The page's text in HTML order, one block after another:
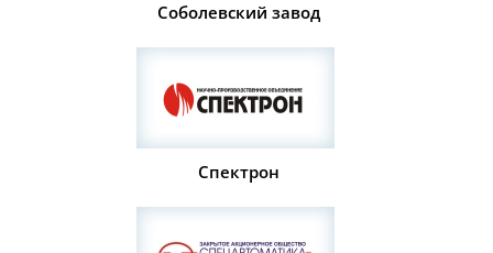
Соболевский завод
Спектрон